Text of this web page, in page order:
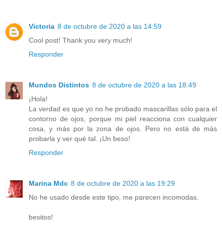
Victoria 8 de octubre de 2020 a las 14:59
Cool post! Thank you very much!
Responder
Mundos Distintos 8 de octubre de 2020 a las 18:49
¡Hola!
La verdad es que yo no he probado mascarillas sólo para el
contorno de ojos, porque mi piel reacciona con cualquier
cosa, y más por la zona de ojos. Pero no está de más
probarla y ver qué tal. ¡Un beso!
Responder
Marina Mdc 8 de octubre de 2020 a las 19:29
No he usado desde este tipo, me parecen incomodas.
besitos!